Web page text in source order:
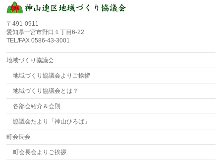
〒491-0911
愛知県一宮市野口１丁目6-22
TEL/FAX 0586-43-3001
地域づくり協議会
地域づくり協議会よりご挨拶
地域づくり協議会とは？
各部会紹介＆会則
協議会たより「神山ひろば」
町会長会
町会長会よりご挨拶